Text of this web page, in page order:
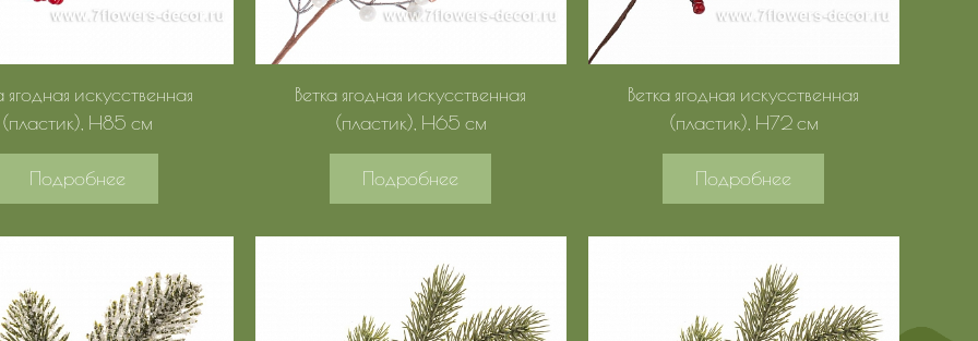
ягодная искусственная
(пластик), H85 см
Подробнее
Ветка ягодная искусственная
(пластик), H65 см
Подробнее
Ветка ягодная искусственная
(пластик), H72 см
Подробнее